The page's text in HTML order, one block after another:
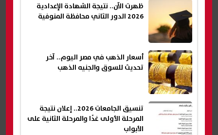
ظهرت الآن.. نتيجة الشهادة الإعدادية
2026 الدور الثاني محافظة المنوفية
أسعار الذهب في مصر اليوم.. آخر
تحديث للسوق والجنيه الذهب
تنسيق الجامعات 2026.. إعلان نتيجة
المرحلة الأولى غدًا والمرحلة الثانية على
الأبواب